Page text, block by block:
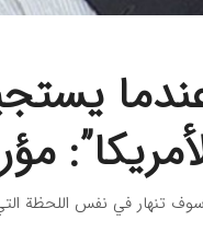
تنهار في نفس اللحظة التي